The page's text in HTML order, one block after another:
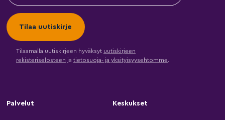
Tilaamalla uutiskirjeen hyväksyt uutiskirjeen
rekisteriselosteen ja tietosuoja- ja yksityisyysehtomme.
Palvelut Keskukset